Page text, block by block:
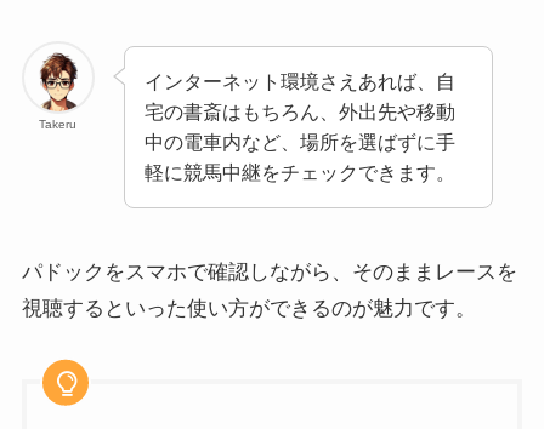
Takeru
インターネット環境さえあれば、自
宅の書斎はもちろん、外出先や移動
中の電車内など、場所を選ばずに手
軽に競馬中継をチェックできます。
パドックをスマホで確認しながら、そのままレースを
視聴するといった使い方ができるのが魅力です。